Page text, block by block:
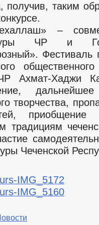
получив, таким
–
ЧР и
Фестиваль
Ахмат-Хаджи
творчества,
приобщение
традициям
Чеченской